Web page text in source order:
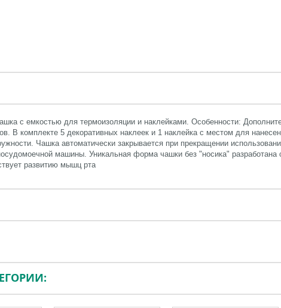
с емкостью для термоизоляции и наклейками. Особенности:
В комплекте 5 декоративных наклеек и 1 наклейка с местом для
Чашка автоматически закрывается при прекращении
машины. Уникальная форма чашки без "носика" разработана
развитию мышц рта